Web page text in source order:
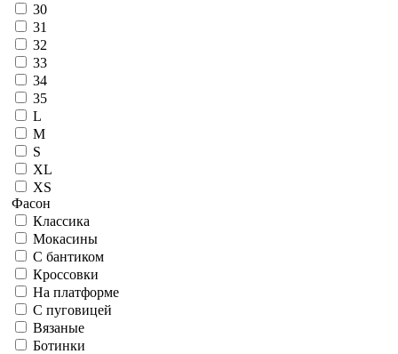
30
31
32
33
34
35
L
M
S
XL
XS
Фасон
Классика
Мокасины
С бантиком
Кроссовки
На платформе
С пуговицей
Вязаные
Ботинки